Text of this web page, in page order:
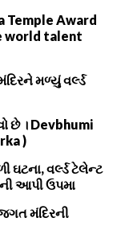
Temple Award
world talent
મળ્યું વર્લ્ડ
છે । Devbhumi
)
ઘટના, વર્લ્ડ ટેલેન્ટ
આપી ઉપમા
મંદિરની